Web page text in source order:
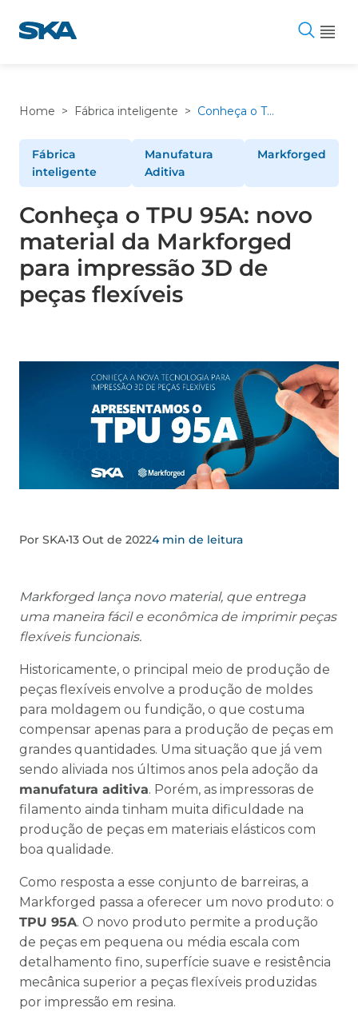
para
Home > Fábrica inteligente > Conheça o TPU 95A: novo material da Markforged para impressão 3D de peças flexíveis
Fábrica
inteligente
Manufatura
Aditiva
Markforged
Conheça o TPU 95A: novo
material da Markforged
para impressão 3D de
peças flexíveis
Por SKA•13 Out de 20224 min de leitura
Markforged lança novo material, que entrega
uma maneira fácil e econômica de imprimir peças
flexíveis funcionais.
Historicamente, o principal meio de produção de
peças flexíveis envolve a produção de moldes
para moldagem ou fundição, o que costuma
compensar apenas para a produção de peças em
grandes quantidades. Uma situação que já vem
sendo aliviada nos últimos anos pela adoção da
manufatura aditiva. Porém, as impressoras de
filamento ainda tinham muita dificuldade na
produção de peças em materiais elásticos com
boa qualidade.
Como resposta a esse conjunto de barreiras, a
Markforged passa a oferecer um novo produto: o
TPU 95A. O novo produto permite a produção
de peças em pequena ou média escala com
detalhamento fino, superfície suave e resistência
mecânica superior a peças flexíveis produzidas
por impressão em resina.